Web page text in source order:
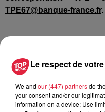
TPE67@banque-france.fr.
Plus d’infos sur le
france.fr
Publié : 9 novembre 2018
à 16h48 Céline Rinckel
Le respect de
We and our (447) partnersdo
your consent and/or our
information on a device; Use